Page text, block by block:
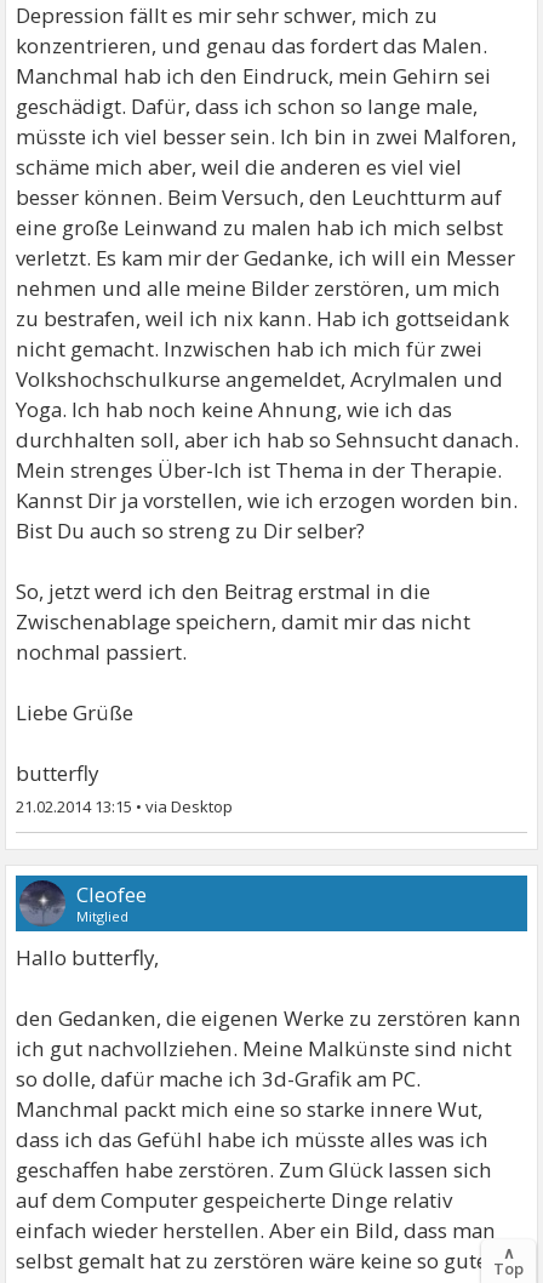
Depression fällt es mir sehr schwer, mich zu
konzentrieren, und genau das fordert das Malen.
Manchmal hab ich den Eindruck, mein Gehirn sei
geschädigt. Dafür, dass ich schon so lange male,
müsste ich viel besser sein. Ich bin in zwei Malforen,
schäme mich aber, weil die anderen es viel viel
besser können. Beim Versuch, den Leuchtturm auf
eine große Leinwand zu malen hab ich mich selbst
verletzt. Es kam mir der Gedanke, ich will ein Messer
nehmen und alle meine Bilder zerstören, um mich
zu bestrafen, weil ich nix kann. Hab ich gottseidank
nicht gemacht. Inzwischen hab ich mich für zwei
Volkshochschulkurse angemeldet, Acrylmalen und
Yoga. Ich hab noch keine Ahnung, wie ich das
durchhalten soll, aber ich hab so Sehnsucht danach.
Mein strenges Über-Ich ist Thema in der Therapie.
Kannst Dir ja vorstellen, wie ich erzogen worden bin.
Bist Du auch so streng zu Dir selber?
So, jetzt werd ich den Beitrag erstmal in die
Zwischenablage speichern, damit mir das nicht
nochmal passiert.
Liebe Grüße
butterfly
21.02.2014 13:15 •
Cleofee
Mitglied
Hallo butterfly,
den Gedanken, die eigenen Werke zu zerstören kann
ich gut nachvollziehen. Meine Malkünste sind nicht
so dolle, dafür mache ich 3d-Grafik am PC.
Manchmal packt mich eine so starke innere Wut,
dass ich das Gefühl habe ich müsste alles was ich
geschaffen habe zerstören. Zum Glück lassen sich
auf dem Computer gespeicherte Dinge relativ
einfach wieder herstellen. Aber ein Bild, dass man
selbst gemalt hat zu zerstören wäre keine so gute
∧
Top